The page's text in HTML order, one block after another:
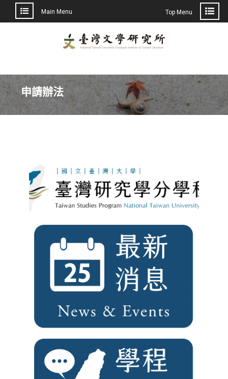
Main Menu Top Menu
申請辦法